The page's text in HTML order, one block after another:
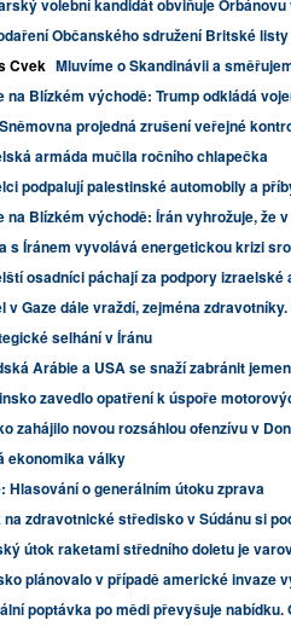
volební kandidát obviňuje
Občanského sdružení Britské listy
Cvek Mluvíme o Skandinávii a
na Blízkém východě: Trump odkládá
projedná zrušení veřejné
armáda mučila ročního chlapečka
podpalují palestinské automobily a
na Blízkém východě: Írán vyhrožuje, že
s Íránem vyvolává energetickou krizi
osadníci páchají za podpory
v Gaze dále vraždí, zejména
selhání v Íránu
Arábie a USA se snaží zabránit
zavedlo opatření k úspoře
zahájilo novou rozsáhlou ofenzívu v
ekonomika války
Hlasování o generálním útoku zprava
na zdravotnické středisko v Súdánu si
útok raketami středního doletu je
plánovalo v případě americké invaze
poptávka po mědi převyšuje nabídku.